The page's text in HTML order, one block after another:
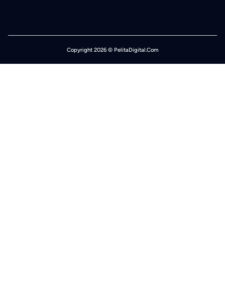
Copyright 2026 © PelitaDigital.Com